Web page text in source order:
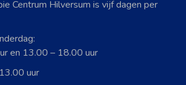
Centrum Hilversum is vijf dagen per
en 13.00 – 18.00 uur
uur